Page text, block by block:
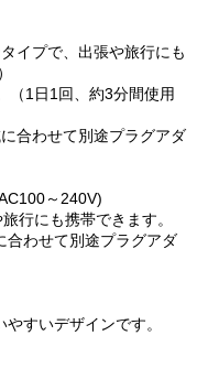
イプで、出張や旅行にも
1日1回、約3分間使用
合わせて別途プラグアダ
～240V)
行にも携帯できます。
わせて別途プラグアダ
すいデザインです。